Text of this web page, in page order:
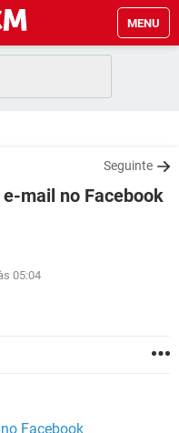
MENU
Seguinte
mail no Facebook
05:04
Facebook